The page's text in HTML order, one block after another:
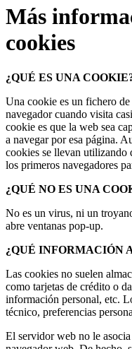
Más
cookies
¿QUÉ ES UNA
Una cookie es un fichero
navegador cuando visita
cookie es que la web sea
a navegar por esa página.
cookies se llevan utilizando
los primeros navegadores
¿QUÉ NO ES UNA
No es un virus, ni un
abre ventanas pop-up.
¿QUÉ INFORMACIÓN
Las cookies no suelen
como tarjetas de crédito o
información personal, etc.
técnico, preferencias
El servidor web no le